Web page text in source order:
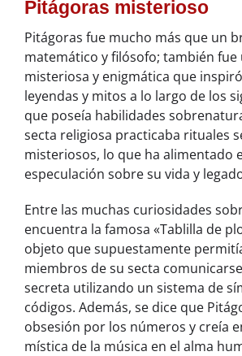
Pitágoras misterioso
Pitágoras fue mucho más que un
matemático y filósofo; también fue
misteriosa y enigmática que
leyendas y mitos a lo largo de los
que poseía habilidades
secta religiosa practicaba rituales
misteriosos, lo que ha alimentado
especulación sobre su vida y
Entre las muchas curiosidades
encuentra la famosa «Tablilla de
objeto que supuestamente
miembros de su secta
secreta utilizando un sistema de
códigos. Además, se dice que
obsesión por los números y creía
mística de la música en el alma